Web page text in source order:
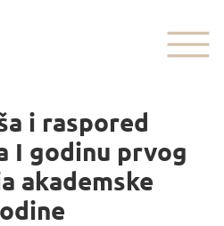
i raspored
I godinu prvog
akademske